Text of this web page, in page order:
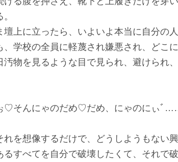
上に立ったら、いよいよ本当に自分の
、学校の全員に軽蔑され嫌悪され、どこ
汚物を見るような目で見られ、避けられ
♡そんにゃのだめ♡だめ、にゃのにぃ
を想像するだけで、どうしようもない
るすべてを自分で破壊したくて、それで